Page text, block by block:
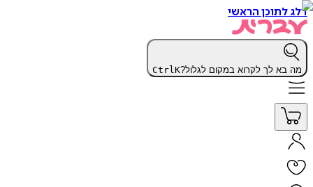
דלג לתוכן הראשי
מה בא לך לקרוא במקום לגלול? CtrlK